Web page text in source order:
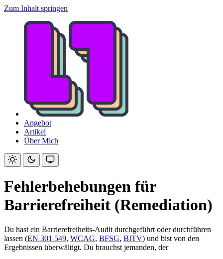
Zum Inhalt springen
Angebot
Artikel
Über Mich
Fehlerbehebungen für
Barrierefreiheit (Remediation)
Du hast ein Barrierefreiheits-Audit durchgeführt oder durchführen
lassen (EN 301 549, WCAG, BFSG, BITV) und bist von den
Ergebnissen überwältigt. Du brauchst jemanden, der